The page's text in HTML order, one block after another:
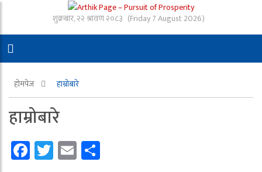
शुक्रबार, २२ श्रावण २०८३ (Friday 7 August 2026)
होमपेज हाम्रोबारे
हाम्रोबारे
Facebook
Twitter
Email